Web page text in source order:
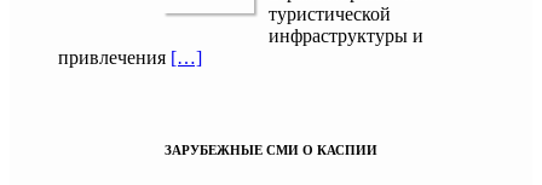
туристической
инфраструктуры и
привлечения […]
ЗАРУБЕЖНЫЕ СМИ О КАСПИИ